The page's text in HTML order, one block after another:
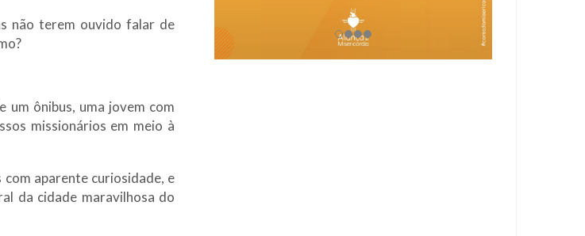
não terem ouvido falar de
um ônibus, uma jovem com
missionários em meio à
aparente curiosidade, e
da cidade maravilhosa do